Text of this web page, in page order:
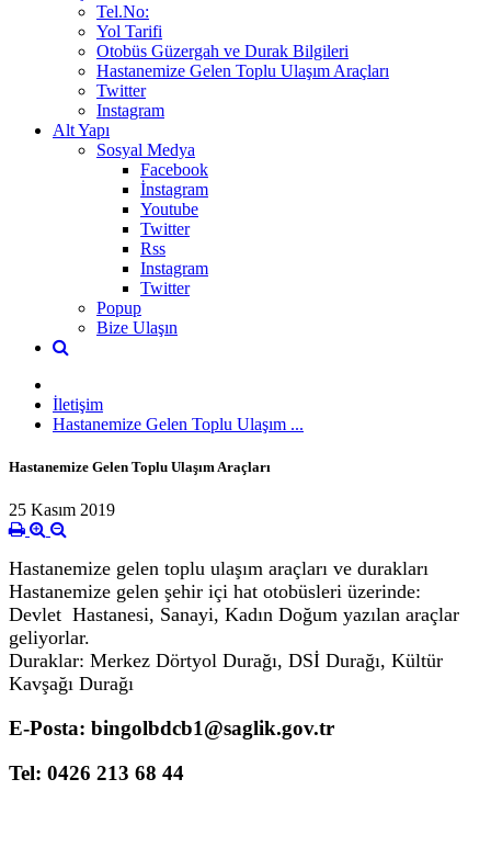
Tel.No:
Yol Tarifi
Otobüs Güzergah ve Durak Bilgileri
Hastanemize Gelen Toplu Ulaşım Araçları
Twitter
Instagram
Alt Yapı
Sosyal Medya
Facebook
İnstagram
Youtube
Twitter
Rss
Instagram
Twitter
Popup
Bize Ulaşın
İletişim
Hastanemize Gelen Toplu Ulaşım ...
Hastanemize Gelen Toplu Ulaşım Araçları
25 Kasım 2019
Hastanemize gelen toplu ulaşım araçları ve durakları
Hastanemize gelen şehir içi hat otobüsleri üzerinde:
Devlet Hastanesi, Sanayi, Kadın Doğum yazılan araçlar
geliyorlar.
Duraklar: Merkez Dörtyol Durağı, DSİ Durağı, Kültür
Kavşağı Durağı
E-Posta: bingolbdcb1@saglik.gov.tr
Tel: 0426 213 68 44